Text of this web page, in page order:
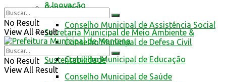
Conselhos
Conselho Municipal de Assistência Social
Conselho Municipal de Defesa Civil
Conselho Municipal de Educação
Conselho Municipal de Saúde
& Inovação
Secretaria Municipal de Meio Ambiente &
Sustentabilidade
No Result
View All Result
No Result
View All Result